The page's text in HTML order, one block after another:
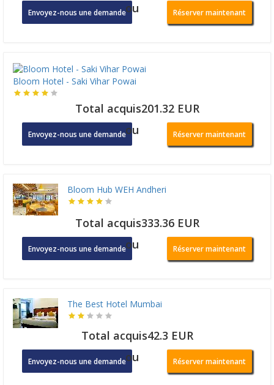
Envoyez-nous une demandeou Réserver maintenant
Bloom Hotel - Saki Vihar Powai
Total acquis201.32 EUR
Envoyez-nous une demandeou Réserver maintenant
Bloom Hub WEH Andheri
Total acquis333.36 EUR
Envoyez-nous une demandeou Réserver maintenant
The Best Hotel Mumbai
Total acquis42.3 EUR
Envoyez-nous une demandeou Réserver maintenant